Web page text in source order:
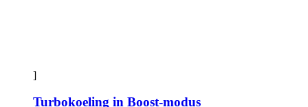
]
Turbokoeling in Boost-modus